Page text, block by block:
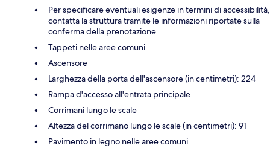
Per specificare eventuali esigenze in termini di accessibilità,
contatta la struttura tramite le informazioni riportate sulla
conferma della prenotazione.
Tappeti nelle aree comuni
Ascensore
Larghezza della porta dell'ascensore (in centimetri): 224
Rampa d'accesso all'entrata principale
Corrimani lungo le scale
Altezza del corrimano lungo le scale (in centimetri): 91
Pavimento in legno nelle aree comuni